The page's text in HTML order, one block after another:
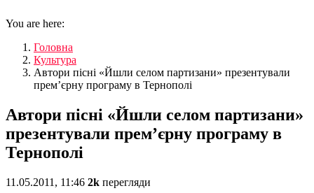
You are here:
Головна
Культура
Автори пісні «Йшли селом партизани» презентували
прем’єрну програму в Тернополі
Автори пісні «Йшли селом партизани»
презентували прем’єрну програму в
Тернополі
11.05.2011, 11:46 2k перегляди